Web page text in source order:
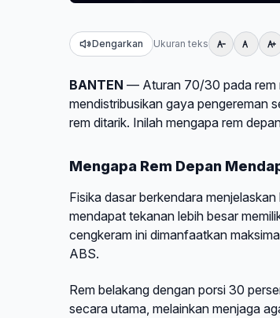
Dengarkan Ukuran teks
BANTEN — Aturan 70/30 pada rem
mendistribusikan gaya pengereman
rem ditarik. Inilah mengapa rem
Mengapa Rem Depan
Fisika dasar berkendara
mendapat tekanan lebih besar
cengkeram ini dimanfaatkan
ABS.
Rem belakang dengan porsi 30
secara utama, melainkan menjaga